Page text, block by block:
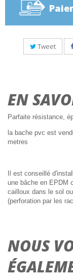
Tweet
EN
Parfaite résistance,
la bache pvc est
metres
Il est conseillé
une bâche en EPDM
cailloux dans le sol
(perforation par les
NOUS